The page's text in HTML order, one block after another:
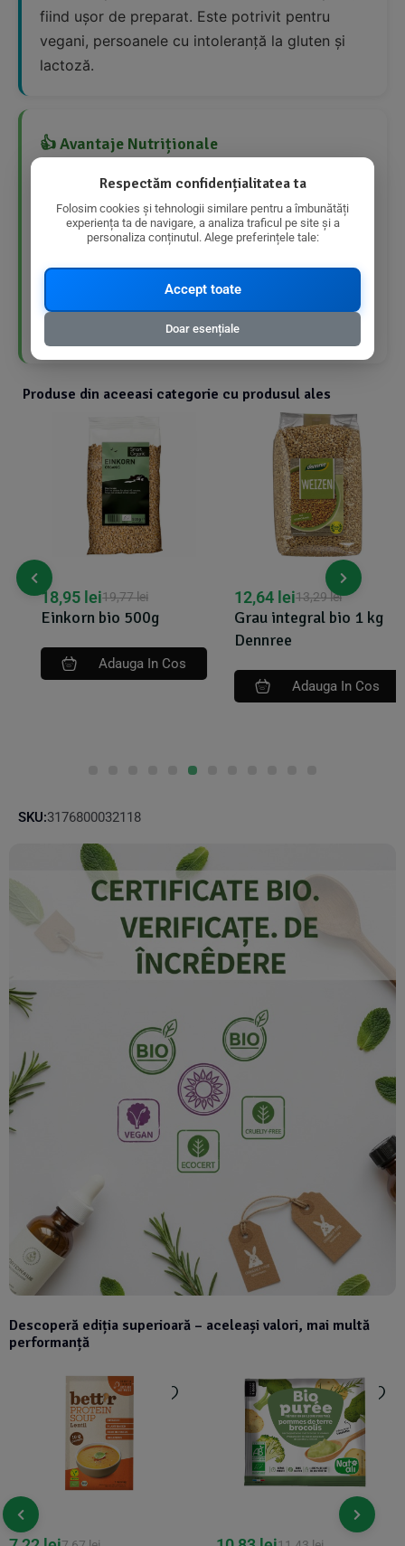
fiind ușor de preparat. Este potrivit pentru
vegani, persoanele cu intoleranță la gluten și
lactoză.
👍 Avantaje Nutriționale
Produs organic, fără OMG și fără
tratamente de ionizare.
Este un produs cu conținut scăzut de
grăsimi și zaharuri.
Produse din aceeasi categorie cu produsul ales
Einkorn bio 500g
19,77lei
18,95lei
Adauga In Cos
Grau integral bio 1 kg
Dennree
13,29lei
12,64lei
Adauga In Cos
SKU:3176800032118
Descoperă ediția superioară – aceleași valori, mai multă
performanță
Respectăm confidențialitatea ta
Folosim cookies și tehnologii similare pentru a îmbunătăți
experiența ta de navigare, a analiza traficul pe site și a
personaliza conținutul. Alege preferințele tale:
Accept toate
Doar esențiale